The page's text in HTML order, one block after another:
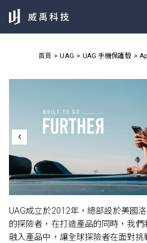
首頁 UAG UAG 手機保護殼
UAG成立於2012年，總部設於美國
的探險者，在打造產品的同時，我
融入產品中，讓全球探險者在面對